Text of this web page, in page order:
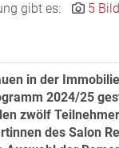
gibt es: 5
in der
2024/25
zwölf
des Salon